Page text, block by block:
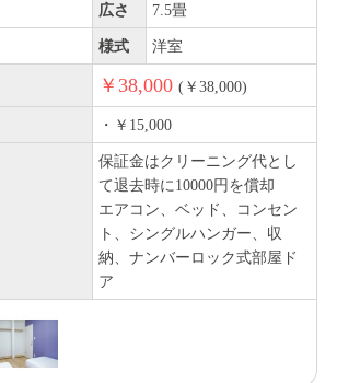
広さ 7.5畳
様式 洋室
￥38,000 (￥38,000)
・￥15,000
保証金はクリーニング代とし
て退去時に10000円を償却
エアコン、ベッド、コンセン
ト、シングルハンガー、収
納、ナンバーロック式部屋ド
ア